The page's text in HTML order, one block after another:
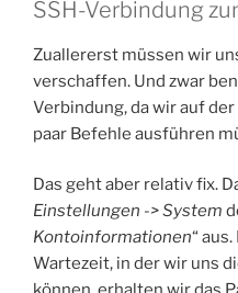
SSH-Verbindung
Zuallererst müssen wir
verschaffen. Und zwar
Verbindung, da wir auf
paar Befehle ausführen
Das geht aber relativ fix.
Einstellungen -> System
Kontoinformationen“
Wartezeit, in der wir uns